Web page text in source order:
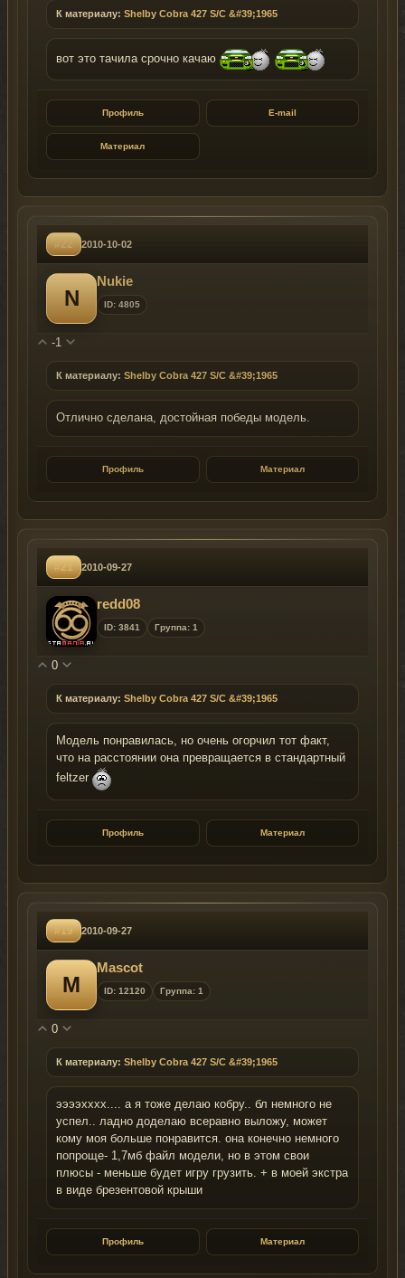
К материалу: Shelby Cobra 427 S/C &#39;1965
вот это тачила срочно качаю
Профиль E-mail
Материал
#22 2010-10-02
N
Nukie
ID: 4805
-1
К материалу: Shelby Cobra 427 S/C &#39;1965
Отлично сделана, достойная победы модель.
Профиль Материал
#21 2010-09-27
redd08
ID: 3841 Группа: 1
0
К материалу: Shelby Cobra 427 S/C &#39;1965
Модель понравилась, но очень огорчил тот факт,
что на расстоянии она превращается в стандартный
feltzer
Профиль Материал
#19 2010-09-27
M
Mascot
ID: 12120 Группа: 1
0
К материалу: Shelby Cobra 427 S/C &#39;1965
ээээхххх.... а я тоже делаю кобру.. бл немного не
успел.. ладно доделаю всеравно выложу, может
кому моя больше понравится. она конечно немного
попроще- 1,7мб файл модели, но в этом свои
плюсы - меньше будет игру грузить. + в моей экстра
в виде брезентовой крыши
Профиль Материал